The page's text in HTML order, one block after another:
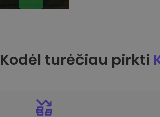
Kodėl turėčiau pirkti